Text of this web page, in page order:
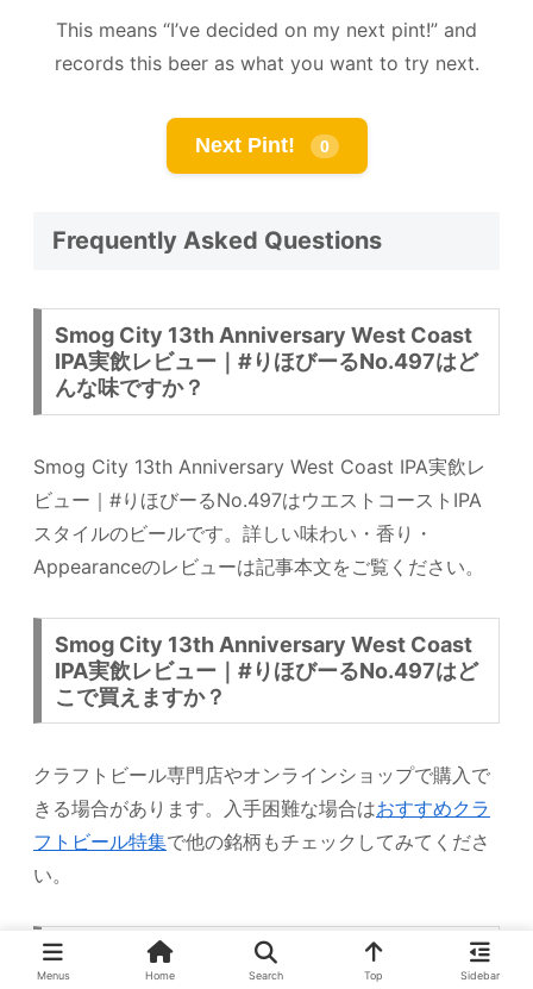
This means “I’ve decided on my next pint!” and
records this beer as what you want to try next.
Next Pint! 0
Frequently Asked Questions
Smog City 13th Anniversary West Coast
IPA実飲レビュー｜#りほびーるNo.497はど
んな味ですか？
Smog City 13th Anniversary West Coast IPA実飲レ
ビュー｜#りほびーるNo.497はウエストコーストIPA
スタイルのビールです。詳しい味わい・香り・
Appearanceのレビューは記事本文をご覧ください。
Smog City 13th Anniversary West Coast
IPA実飲レビュー｜#りほびーるNo.497はど
こで買えますか？
クラフトビール専門店やオンラインショップで購入で
きる場合があります。入手困難な場合はおすすめクラ
フトビール特集で他の銘柄もチェックしてみてくださ
い。
ウエストコーストIPAのおすすめ銘柄は他に
ありますか？
Menus Home Search Top Sidebar